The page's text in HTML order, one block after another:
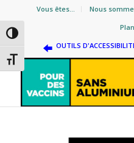
Passer en contraste élevé
Changer la taille de la police
Vous êtes… Nous
OUTILS